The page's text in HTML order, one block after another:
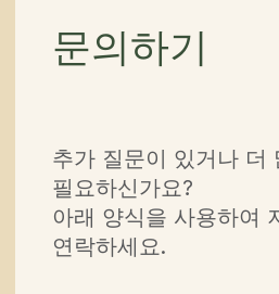
내비게이션
회사 소개
서비스
중앙아시아의 중심에
서 즐기는 지프 투어
버튼을 누르면 개인정보 처리방침에 동